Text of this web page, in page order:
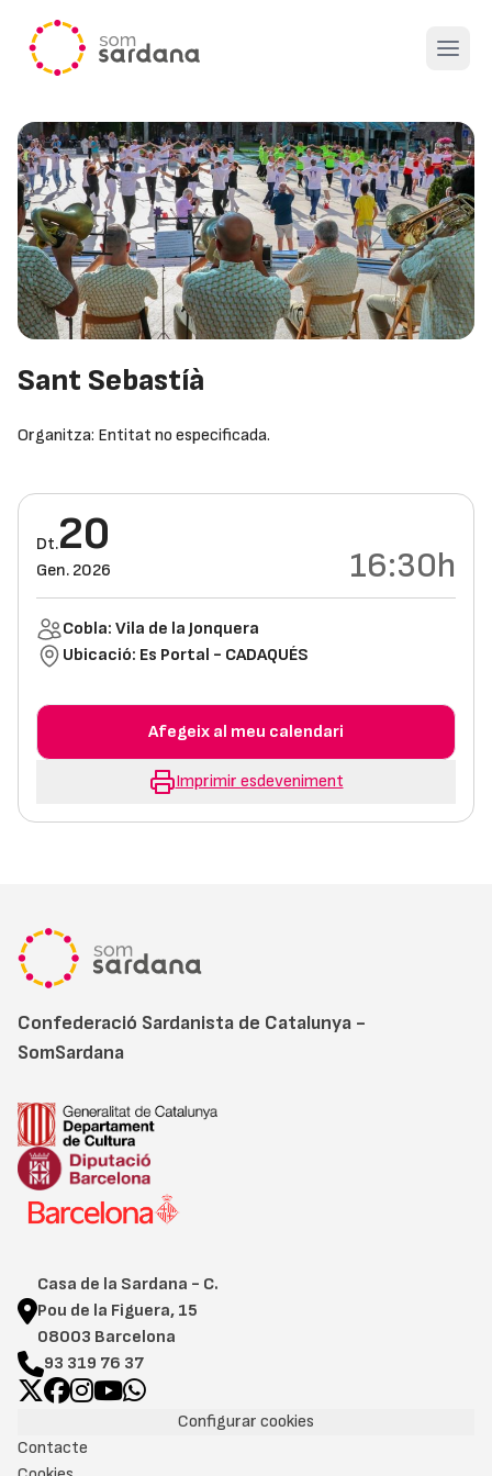
Open
Sant Sebastíà
Organitza: Entitat no especificada.
Dt.20
Gen. 2026 16:30h
Cobla: Vila de la Jonquera
Ubicació: Es Portal - CADAQUÉS
Afegeix al meu calendari
Imprimir esdeveniment
Confederació Sardanista de Catalunya -
SomSardana
Casa de la Sardana - C.
Pou de la Figuera, 15
08003 Barcelona
93 319 76 37
Configurar cookies
Contacte